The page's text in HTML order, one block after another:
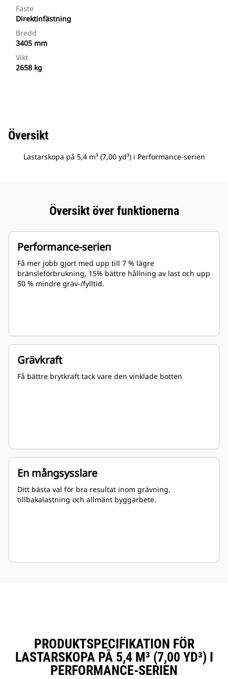
Fäste
Direktinfästning
Bredd
3405 mm
Vikt
2658 kg
Översikt
Lastarskopa på 5,4 m³ (7,00 yd³) i Performance-serien
Översikt över funktionerna
Performance-serien
Få mer jobb gjort med upp till 7 % lägre
bränsleförbrukning, 15% bättre hållning av last och upp
50 % mindre gräv-/fylltid.
Grävkraft
Få bättre brytkraft tack vare den vinklade botten
En mångsysslare
Ditt bästa val för bra resultat inom grävning,
tillbakalastning och allmänt byggarbete.
PRODUKTSPECIFIKATION FÖR
LASTARSKOPA PÅ 5,4 M³ (7,00 YD³) I
PERFORMANCE-SERIEN